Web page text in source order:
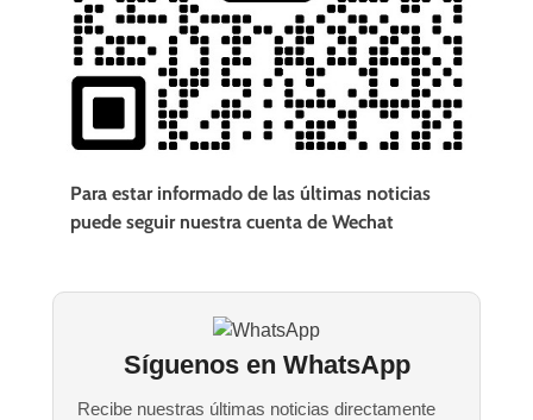
Para estar informado de las últimas noticias
puede seguir nuestra cuenta de Wechat
Síguenos en WhatsApp
Recibe nuestras últimas noticias directamente